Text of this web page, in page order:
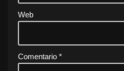
Web
Comentario *